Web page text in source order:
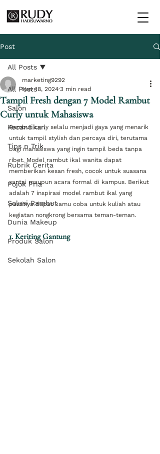
Post
All Posts
Salon
Kecantikan
Tips n Trik
Rubrik Cerita
Pojok Pria
Solusi Rambut
Dunia Makeup
Produk Salon
Sekolah Salon
All Posts
Tampil Fresh dengan 7 Model Rambut
Curly untuk Mahasiswa
marketing9292
Nov 18, 2024 3 min read
Rambut curly selalu menjadi gaya yang menarik
untuk tampil stylish dan percaya diri, terutama
bagi mahasiswa yang ingin tampil beda tanpa
ribet. Model rambut ikal wanita dapat
memberikan kesan fresh, cocok untuk suasana
santai maupun acara formal di kampus. Berikut
adalah 7 inspirasi model rambut ikal yang
pastinya dapat kamu coba untuk kuliah atau
kegiatan nongkrong bersama teman-teman.
1. Keriting Gantung